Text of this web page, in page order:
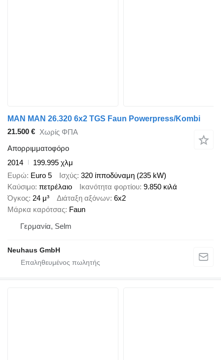
MAN MAN 26.320 6x2 TGS Faun Powerpress/Kombi
21.500 € Χωρίς ΦΠΑ
Απορριμματοφόρο
2014
199.995 χλμ
Ευρώ Euro 5 Ισχύς 320 ίπποδύναμη (235 kW)
Καύσιμο πετρέλαιο Ικανότητα φορτίου 9.850 κιλά
Όγκος 24 μ³ Διάταξη αξόνων 6x2
Μάρκα καρότσας Faun
Γερμανία, Selm
Neuhaus GmbH